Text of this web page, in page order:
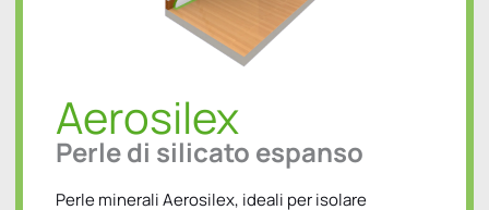
Aerosilex
Perle di silicato espanso
Perle minerali Aerosilex, ideali per isolare